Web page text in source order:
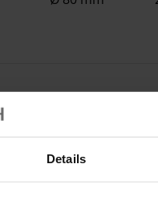
Details